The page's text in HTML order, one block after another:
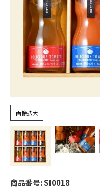
画像拡大
商品番号 SI0018